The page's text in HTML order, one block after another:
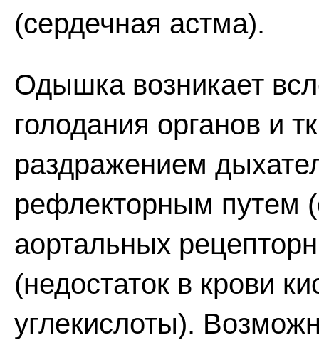
(сердечная астма).
Одышка возникает
голодания органов и
раздражением
рефлекторным путем
аортальных
(недостаток в крови
углекислоты).